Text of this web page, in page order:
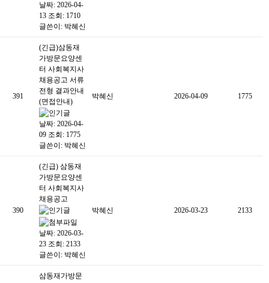
날짜: 2026-04-
13 조회: 1710
글쓴이: 박혜신
391
(긴급)삼동재
가방문요양센
터 사회복지사
채용공고 서류
전형 결과안내
(면접안내)
날짜: 2026-04-
09 조회: 1775
글쓴이: 박혜신
박혜신 2026-04-09 1775
390
(긴급) 삼동재
가방문요양센
터 사회복지사
채용공고
날짜: 2026-03-
23 조회: 2133
글쓴이: 박혜신
박혜신 2026-03-23 2133
삼동재가방문